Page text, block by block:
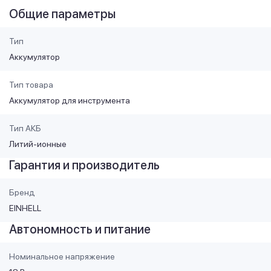
Общие параметры
Тип
Аккумулятор
Тип товара
Аккумулятор для инструмента
Тип АКБ
Литий-ионные
Гарантия и производитель
Бренд
EINHELL
Автономность и питание
Номинальное напряжение